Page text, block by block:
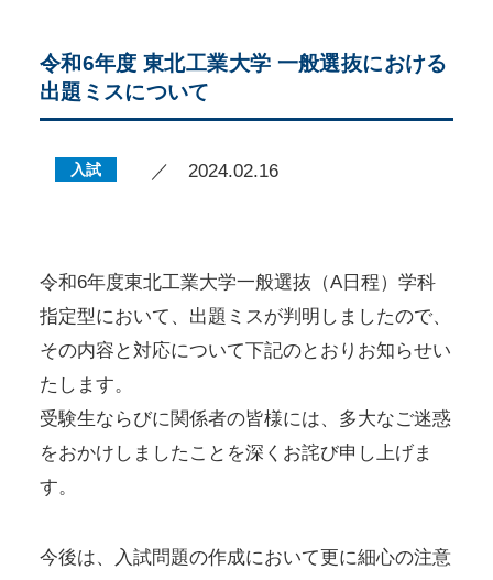
令和6年度 東北工業大学 一般選抜における
出題ミスについて
入試 ／ 2024.02.16
令和6年度東北工業大学一般選抜（A日程）学科
指定型において、出題ミスが判明しましたので、
その内容と対応について下記のとおりお知らせい
たします。
受験生ならびに関係者の皆様には、多大なご迷惑
をおかけしましたことを深くお詫び申し上げま
す。
今後は、入試問題の作成において更に細心の注意